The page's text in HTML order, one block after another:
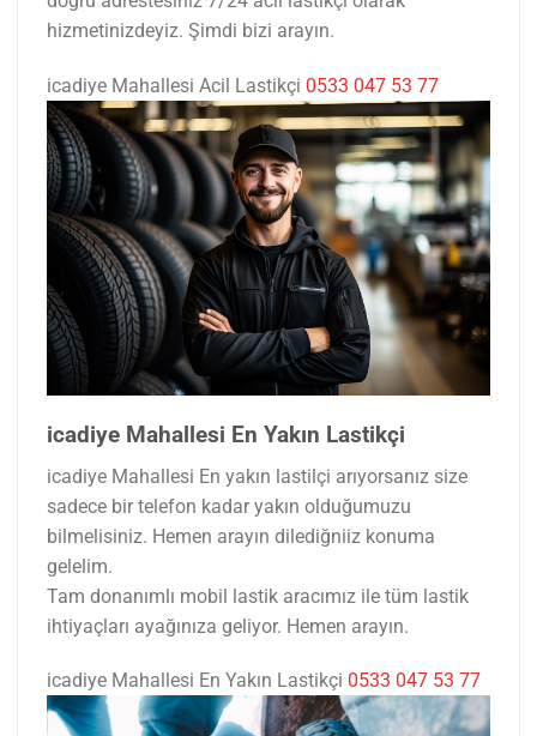
hizmetinizdeyiz. Şimdi bizi arayın.
icadiye Mahallesi Acil Lastikçi 0533 047 53 77
icadiye Mahallesi En Yakın Lastikçi
icadiye Mahallesi En yakın lastilçi arıyorsanız size
sadece bir telefon kadar yakın olduğumuzu
bilmelisiniz. Hemen arayın dilediğniiz konuma
gelelim.
Tam donanımlı mobil lastik aracımız ile tüm lastik
ihtiyaçları ayağınıza geliyor. Hemen arayın.
icadiye Mahallesi En Yakın Lastikçi 0533 047 53 77